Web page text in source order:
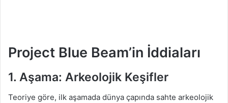
Project Blue Beam’in İddiaları
1. Aşama: Arkeolojik Keşifler
Teoriye göre, ilk aşamada dünya çapında sahte arkeolojik